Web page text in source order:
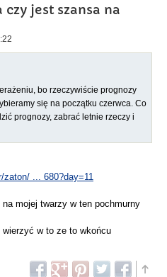
czy jest szansa na
bo rzeczywiście prognozy
się na początku czerwca. Co
prognozy, zabrać letnie rzeczy i
zaton/ ... 680?day=11
mojej twarzy w ten pochmurny
w to ze to wkońcu